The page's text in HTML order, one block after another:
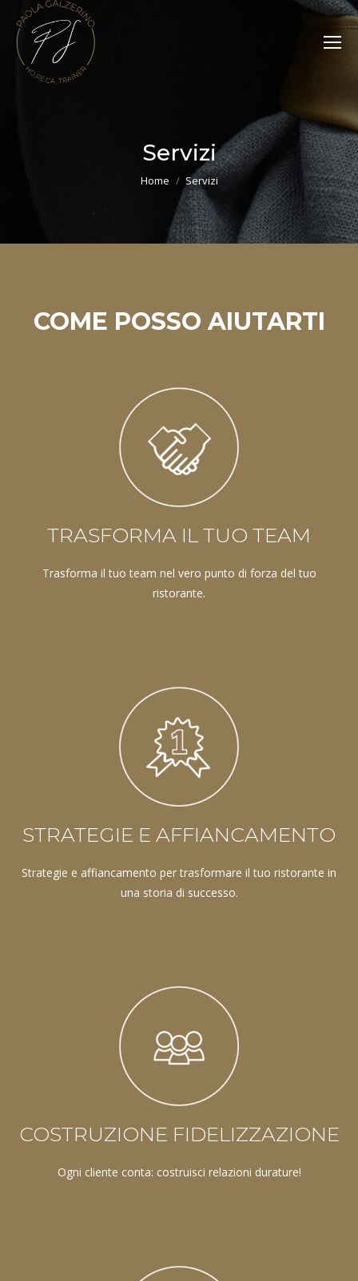
Servizi
Tu sei qui:
Home Servizi
COME POSSO AIUTARTI
TRASFORMA IL TUO TEAM
Trasforma il tuo team nel vero punto di forza del tuo
ristorante.
STRATEGIE E AFFIANCAMENTO
Strategie e affiancamento per trasformare il tuo ristorante in
una storia di successo.
COSTRUZIONE FIDELIZZAZIONE
Ogni cliente conta: costruisci relazioni durature!